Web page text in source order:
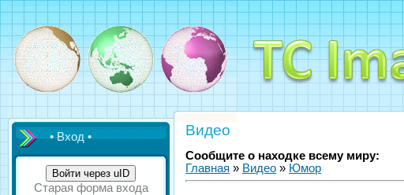
• Вход •
Войти через uID
Старая форма входа
Видео
Сообщите о находке всему миру:
Главная » Видео » Юмор